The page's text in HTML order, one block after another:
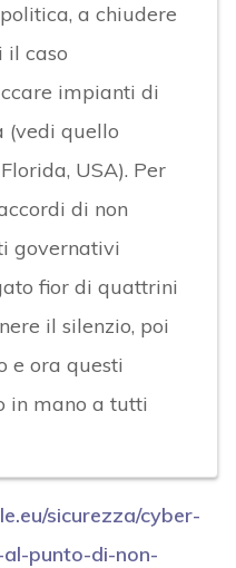
a chiudere
il caso
impianti di
(vedi quello
USA). Per
di non
governativi
fior di quattrini
il silenzio, poi
e ora questi
in mano a tutti
sicurezza/cyber-
punto-di-non-